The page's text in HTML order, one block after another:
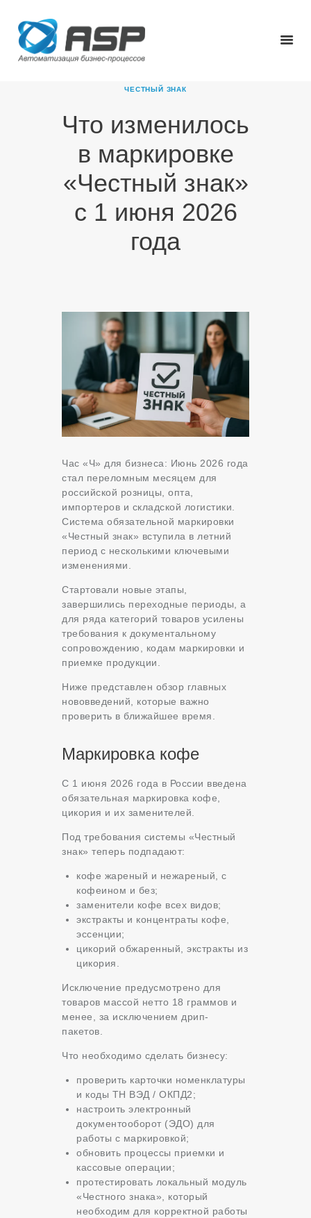
ЧЕСТНЫЙ ЗНАК
Что изменилось
в маркировке
«Честный знак»
с 1 июня 2026
года
ГЛАВНАЯ
О КОМПАНИИ
ПРОДУКТЫ
НОВОСТИ
КАРЬЕРА
Час «Ч» для бизнеса: Июнь 2026 года
стал переломным месяцем для
российской розницы, опта,
импортеров и складской логистики.
Система обязательной маркировки
«Честный знак» вступила в летний
период с несколькими ключевыми
изменениями.
Стартовали новые этапы,
завершились переходные периоды, а
для ряда категорий товаров усилены
требования к документальному
сопровождению, кодам маркировки и
приемке продукции.
Ниже представлен обзор главных
нововведений, которые важно
проверить в ближайшее время.
Маркировка кофе
С 1 июня 2026 года в России введена
обязательная маркировка кофе,
цикория и их заменителей.
Под требования системы «Честный
знак» теперь подпадают:
кофе жареный и нежареный, с
кофеином и без;
заменители кофе всех видов;
экстракты и концентраты кофе,
эссенции;
цикорий обжаренный, экстракты из
цикория.
Исключение предусмотрено для
товаров массой нетто 18 граммов и
менее, за исключением дрип-
пакетов.
Что необходимо сделать бизнесу:
проверить карточки номенклатуры
и коды ТН ВЭД / ОКПД2;
настроить электронный
документооборот (ЭДО) для
работы с маркировкой;
обновить процессы приемки и
кассовые операции;
протестировать локальный модуль
«Честного знака», который
необходим для корректной работы